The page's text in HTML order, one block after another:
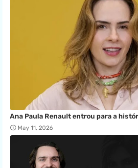
Ana Paula Renault entrou para a
May 11, 2026